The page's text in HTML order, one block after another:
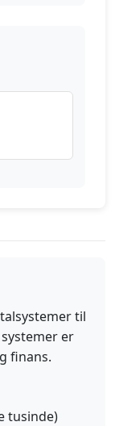
til
er
finans.
tusinde)